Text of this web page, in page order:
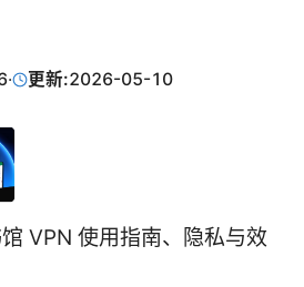
· 更新:2026-05-10
VPN 使用指南、隐私与效